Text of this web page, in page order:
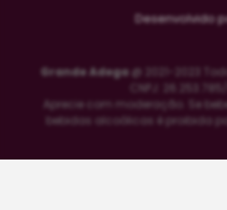
Desenvolvido
Grande Adega @ 2021-2023
CNPJ:
Aprecie com moderação. Se
bebidas alcoólicas é proibida